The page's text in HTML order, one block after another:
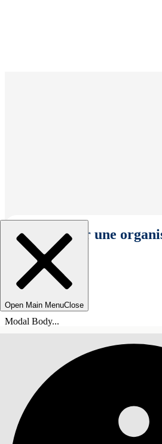
Sélectionner une
Open Main MenuClose
Modal Body...
TABLE DES MATIÈRES